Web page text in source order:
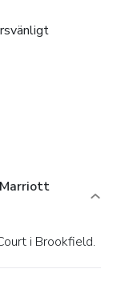
i Brookfield.